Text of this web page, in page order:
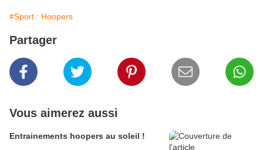
#Sport : Hoopers
Partager
Vous aimerez aussi
Entrainements hoopers au soleil !